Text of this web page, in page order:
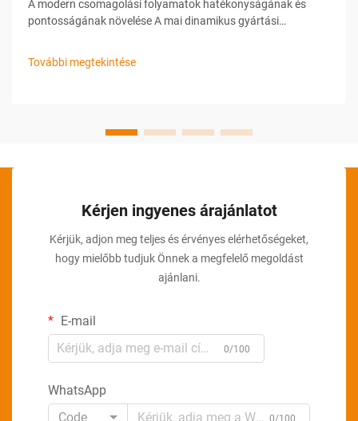
A modern csomagolási folyamatok hatékonyságának és
pontosságának növelése A mai dinamikus gyártási
és a termékek állandó megjelenésének biztosítására
További megtekintése
Kérjen ingyenes árajánlatot
Kérjük, adjon meg teljes és érvényes elérhetőségeket,
hogy mielőbb tudjuk Önnek a megfelelő megoldást
ajánlani.
E-mail
0/100
WhatsApp
Code
0/100